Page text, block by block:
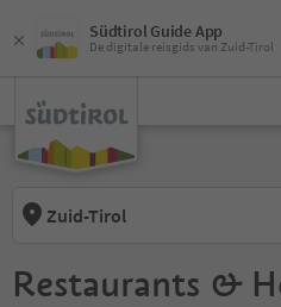
Südtirol Guide App
De digitale reisgids van Zuid-Tirol
Zuid-Tirol
Restaurants &